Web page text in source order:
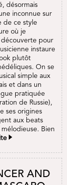
désormais
inconnue sur
de ce style
où je
pour
instaure
plutôt
On se
simple aux
et dans un
pratiquée
de Russie),
ses origines
aux beats
Bien
AND